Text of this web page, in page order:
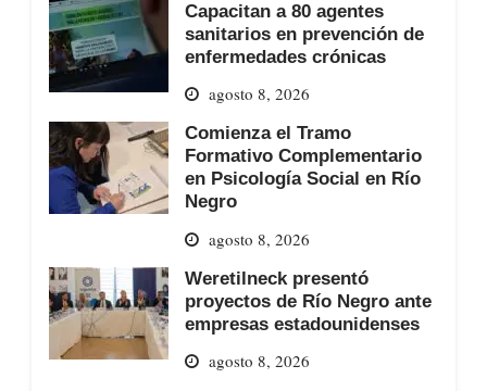
Capacitan a 80 agentes
sanitarios en prevención de
enfermedades crónicas
agosto 8, 2026
Comienza el Tramo
Formativo Complementario
en Psicología Social en Río
Negro
agosto 8, 2026
Weretilneck presentó
proyectos de Río Negro ante
empresas estadounidenses
agosto 8, 2026